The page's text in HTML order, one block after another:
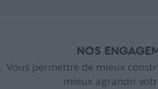
NOS
Vous permettre de mieux
mieux agrandir